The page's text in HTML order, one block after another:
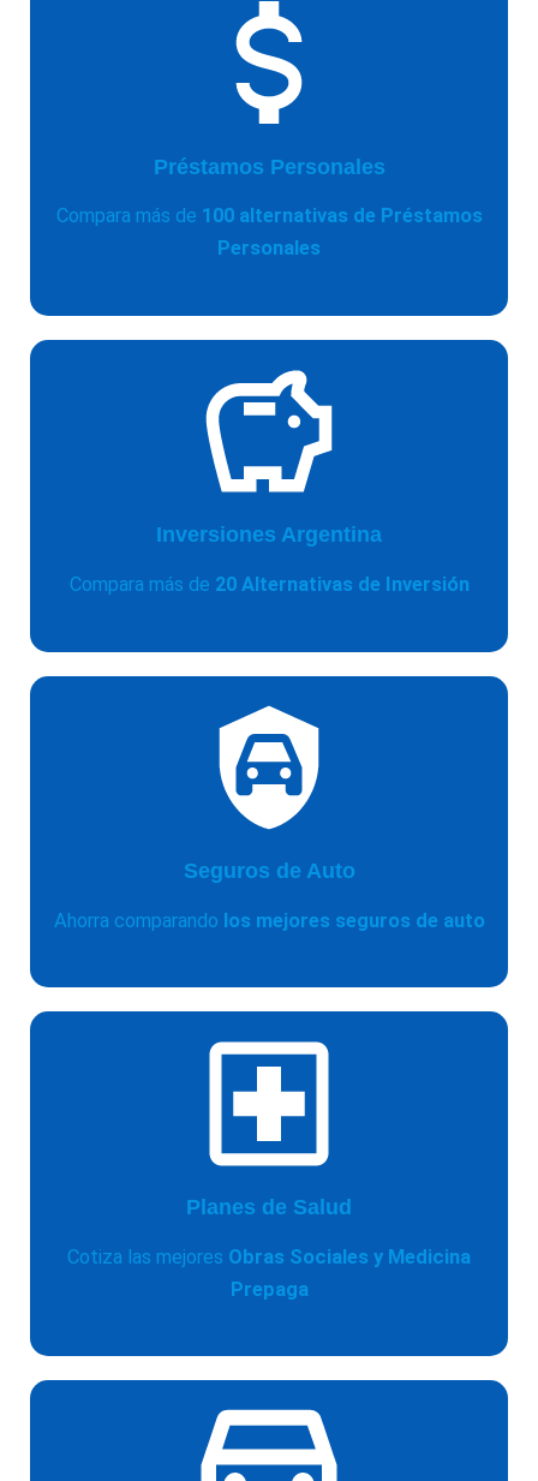
Préstamos Personales
Compara más de 100 alternativas de Préstamos
Personales
Inversiones Argentina
Compara más de 20 Alternativas de Inversión
Seguros de Auto
Ahorra comparando los mejores seguros de auto
Planes de Salud
Cotiza las mejores Obras Sociales y Medicina
Prepaga